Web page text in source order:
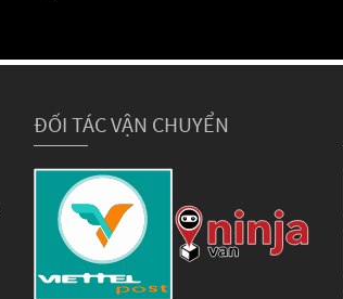
ĐỐI TÁC VẬN CHUYỂN